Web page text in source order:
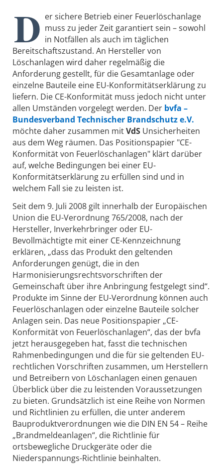
D er sichere Betrieb einer Feuerlöschanlage
muss zu jeder Zeit garantiert sein – sowohl
in Notfällen als auch im täglichen
Bereitschaftszustand. An Hersteller von
Löschanlagen wird daher regelmäßig die
Anforderung gestellt, für die Gesamtanlage oder
einzelne Bauteile eine EU-Konformitätserklärung zu
liefern. Die CE-Konformität muss jedoch nicht unter
allen Umständen vorgelegt werden. Der bvfa –
Bundesverband Technischer Brandschutz e.V.
möchte daher zusammen mitVdS Unsicherheiten
aus dem Weg räumen. Das Positionspapier "CE-
Konformität von Feuerlöschanlagen" klärt darüber
auf, welche Bedingungen bei einer EU-
Konformitätserklärung zu erfüllen sind und in
welchem Fall sie zu leisten ist.
Seit dem 9. Juli 2008 gilt innerhalb der Europäischen
Union die EU-Verordnung 765/2008, nach der
Hersteller, Inverkehrbringer oder EU-
Bevollmächtigte mit einer CE-Kennzeichnung
erklären, „dass das Produkt den geltenden
Anforderungen genügt, die in den
Harmonisierungsrechtsvorschriften der
Gemeinschaft über ihre Anbringung festgelegt sind“.
Produkte im Sinne der EU-Verordnung können auch
Feuerlöschanlagen oder einzelne Bauteile solcher
Anlagen sein. Das neue Positionspapier „CE-
Konformität von Feuerlöschanlagen“, das der bvfa
jetzt herausgegeben hat, fasst die technischen
Rahmenbedingungen und die für sie geltenden EU-
rechtlichen Vorschriften zusammen, um Herstellern
und Betreibern von Löschanlagen einen genauen
Überblick über die zu leistenden Voraussetzungen
zu bieten. Grundsätzlich ist eine Reihe von Normen
und Richtlinien zu erfüllen, die unter anderem
Bauproduktverordnungen wie die DIN EN 54 – Reihe
„Brandmeldeanlagen“, die Richtlinie für
ortsbewegliche Druckgeräte oder die
Niederspannungs-Richtlinie beinhalten.